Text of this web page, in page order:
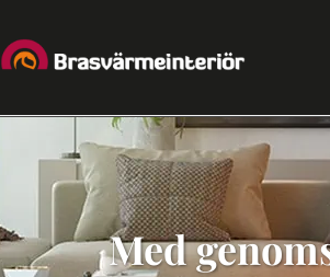
innehållet
Sortiment
Med